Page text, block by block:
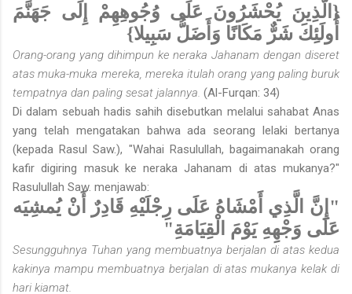
{الَّذِينَ يُحْشَرُونَ عَلَى وُجُوهِهِمْ إِلَى جَهَنَّمَ
أُولَئِكَ شَرٌّ مَكَانًا وَأَضَلُّ سَبِيلا}
Orang-orang yang dihimpun ke neraka Jahanam dengan diseret
atas muka-muka mereka, mereka itulah orang yang paling buruk
tempatnya dan paling sesat jalannya. (Al-Furqan: 34)
Di dalam sebuah hadis sahih disebutkan melalui sahabat Anas
yang telah mengatakan bahwa ada seorang lelaki bertanya
(kepada Rasul Saw.), "Wahai Rasulullah, bagaimanakah orang
kafir digiring masuk ke neraka Jahanam di atas mukanya?"
Rasulullah Saw. menjawab:
"إِنَّ الَّذِي أَمْشَاهُ عَلَى رِجْلَيْهِ قَادِرٌ أَنْ يُمشِيَه
عَلَى وَجْهِهِ يَوْمَ الْقِيَامَةِ"
Sesungguhnya Tuhan yang membuatnya berjalan di atas kedua
kakinya mampu membuatnya berjalan di atas mukanya kelak di
hari kiamat.